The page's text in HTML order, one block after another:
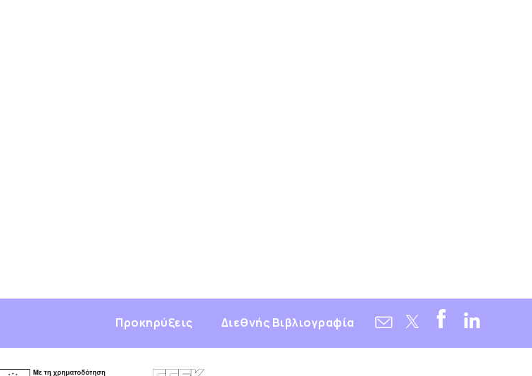
Προκηρύξεις Διεθνής Βιβλιογραφία